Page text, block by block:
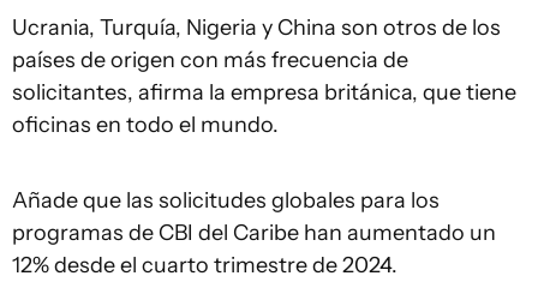
Ucrania, Turquía, Nigeria y China son otros de los
países de origen con más frecuencia de
solicitantes, afirma la empresa británica, que tiene
oficinas en todo el mundo.
Añade que las solicitudes globales para los
programas de CBI del Caribe han aumentado un
12% desde el cuarto trimestre de 2024.